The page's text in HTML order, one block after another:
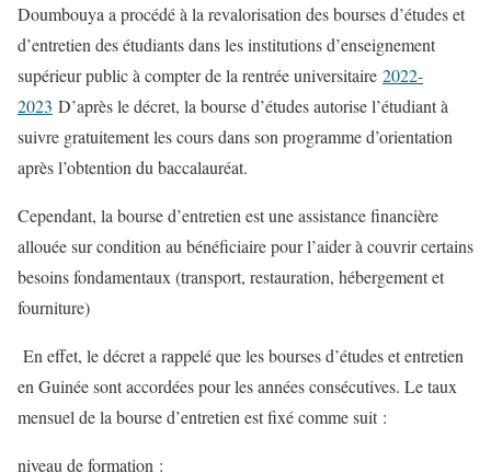
Doumbouya a procédé à la revalorisation des bourses d’études et
d’entretien des étudiants dans les institutions d’enseignement
supérieur public à compter de la rentrée universitaire ‪2022-
2023‬ D’après le décret, la bourse d’études autorise l’étudiant à
suivre gratuitement les cours dans son programme d’orientation
après l’obtention du baccalauréat.
Cependant, la bourse d’entretien est une assistance financière
allouée sur condition au bénéficiaire pour l’aider à couvrir certains
besoins fondamentaux (transport, restauration, hébergement et
fourniture)
En effet, le décret a rappelé que les bourses d’études et entretien
en Guinée sont accordées pour les années consécutives. Le taux
mensuel de la bourse d’entretien est fixé comme suit :
niveau de formation :